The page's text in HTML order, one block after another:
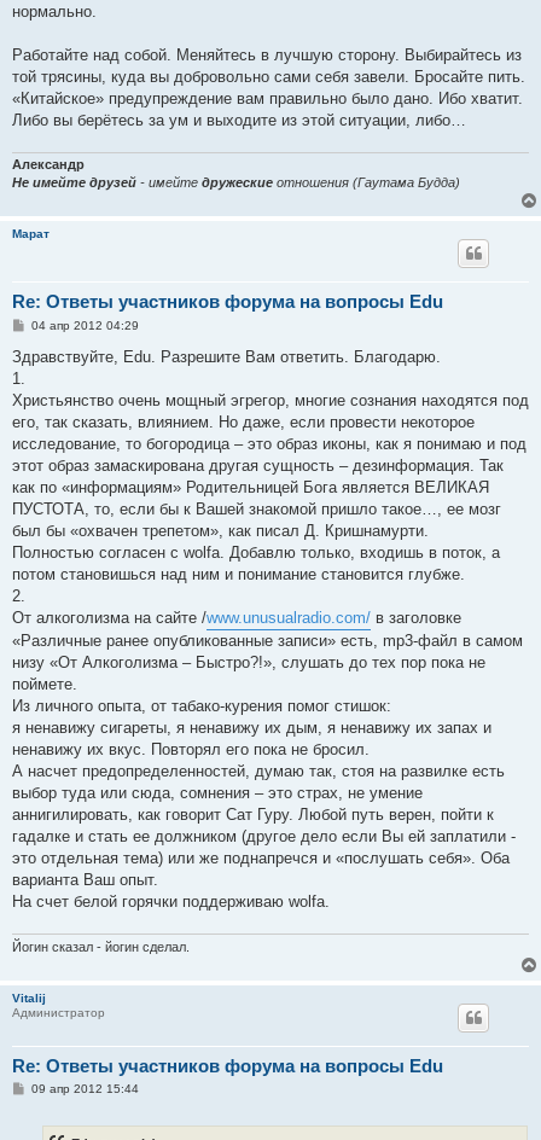
нормально.
Работайте над собой. Меняйтесь в лучшую сторону. Выбирайтесь из
той трясины, куда вы добровольно сами себя завели. Бросайте пить.
«Китайское» предупреждение вам правильно было дано. Ибо хватит.
Либо вы берётесь за ум и выходите из этой ситуации, либо…
Александр
Не имейте друзей - имейте дружеские отношения (Гаутама Будда)
Марат
Re: Ответы участников форума на вопросы Edu
С
о
б
е
и
е
04 апр 2012 04:29
Здравствуйте, Edu. Разрешите Вам ответить. Благодарю.
1.
Христьянство очень мощный эгрегор, многие сознания находятся под
его, так сказать, влиянием. Но даже, если провести некоторое
исследование, то богородица – это образ иконы, как я понимаю и под
этот образ замаскирована другая сущность – дезинформация. Так
как по «информациям» Родительницей Бога является ВЕЛИКАЯ
ПУСТОТА, то, если бы к Вашей знакомой пришло такое…, ее мозг
был бы «охвачен трепетом», как писал Д. Кришнамурти.
Полностью согласен с wolfa. Добавлю только, входишь в поток, а
потом становишься над ним и понимание становится глубже.
2.
От алкоголизма на сайте /www.unusualradio.com/ в заголовке
«Различные ранее опубликованные записи» есть, mp3-файл в самом
низу «От Алкоголизма – Быстро?!», слушать до тех пор пока не
поймете.
Из личного опыта, от табако-курения помог стишок:
я ненавижу сигареты, я ненавижу их дым, я ненавижу их запах и
ненавижу их вкус. Повторял его пока не бросил.
А насчет предопределенностей, думаю так, стоя на развилке есть
выбор туда или сюда, сомнения – это страх, не умение
аннигилировать, как говорит Сат Гуру. Любой путь верен, пойти к
гадалке и стать ее должником (другое дело если Вы ей заплатили -
это отдельная тема) или же поднапречся и «послушать себя». Оба
варианта Ваш опыт.
На счет белой горячки поддерживаю wolfa.
Йогин сказал - йогин сделал.
Vitalij
Администратор
Re: Ответы участников форума на вопросы Edu
С09 апр 2012 15:44